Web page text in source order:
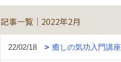
記事一覧｜2022年2月
22/02/18 癒しの気功入門講座